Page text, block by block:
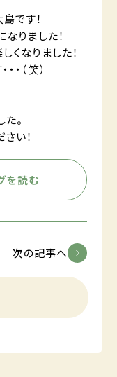
です！
りました！
くなりました！
・（笑）
。
い！
を読む
次の記事へ